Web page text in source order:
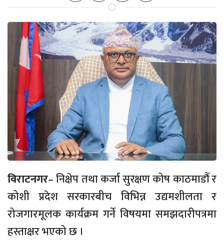
विराटनगर– निक्षेप तथा कर्जा सुरक्षण कोष काठमाडौँ र
कोशी प्रदेश सरकारबीच विभिन्नउद्यमशीलता र
रोजगारमूलक कार्यक्रम गर्ने विषयमा समझदारीपत्रमा
हस्ताक्षर भएको छ ।